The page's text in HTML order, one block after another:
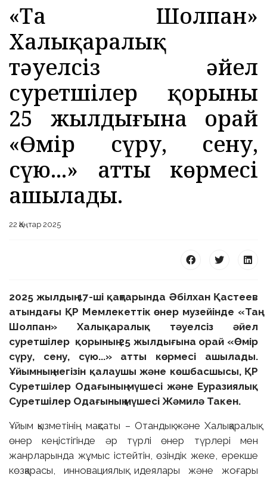
«Таң Шолпан»
Халықаралық
тәуелсіз әйел
суретшілер қорының
25 жылдығына орай
«Өмір сүру, сену,
сүю...» атты көрмесі
ашылады.
22 Қаңтар 2025
2025 жылдың 17-ші қаңтарында Әбілхан Қастеев
атындағы ҚР Мемлекеттік өнер музейінде «Таң
Шолпан» Халықаралық тәуелсіз әйел
суретшілер қорының 25 жылдығына орай «Өмір
сүру, сену, сүю...» атты көрмесі ашылады.
Ұйымның негізін қалаушы және көшбасшысы, ҚР
Суретшілер Одағының мүшесі және Еуразиялық
Суретшілер Одағының мүшесі Жәмилә Такен.
Ұйым қызметінің мақсаты – Отандық және Халықаралық
өнер кеңістігінде әр түрлі өнер түрлері мен
жанрларында жұмыс істейтін, өзіндік жеке, ерекше
көзқарасы, инновациялық идеялары және жоғары